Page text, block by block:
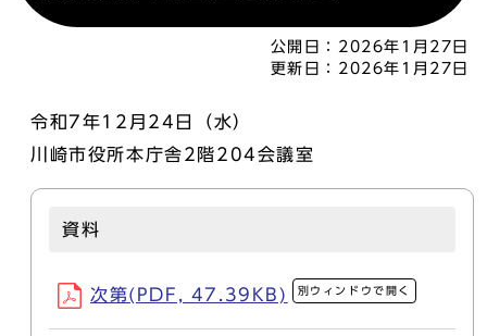
公開日： 2026年1月27日
更新日： 2026年1月27日
令和7年12月24日（水）
川崎市役所本庁舎2階204会議室
資料
次第(PDF, 47.39KB) 別ウィンドウで開く